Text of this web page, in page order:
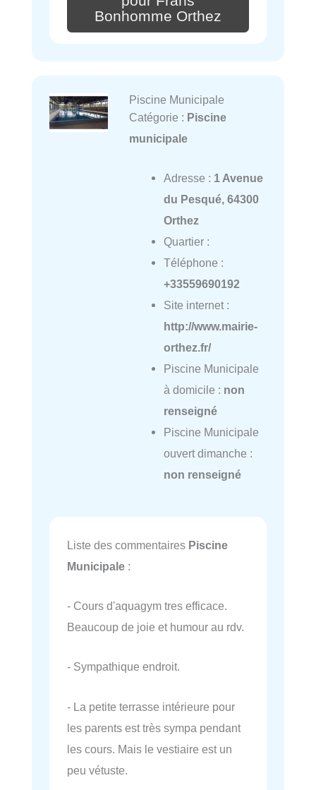
Bonhomme Orthez
Piscine Municipale
Catégorie : Piscine
municipale
Adresse : 1 Avenue
du Pesqué, 64300
Orthez
Quartier :
Téléphone :
+33559690192
Site internet :
http://www.mairie-
orthez.fr/
Piscine Municipale
à domicile : non
renseigné
Piscine Municipale
ouvert dimanche :
non renseigné
Liste des commentaires Piscine
Municipale :
- Cours d'aquagym tres efficace.
Beaucoup de joie et humour au rdv.
- Sympathique endroit.
- La petite terrasse intérieure pour
les parents est très sympa pendant
les cours. Mais le vestiaire est un
peu vétuste.